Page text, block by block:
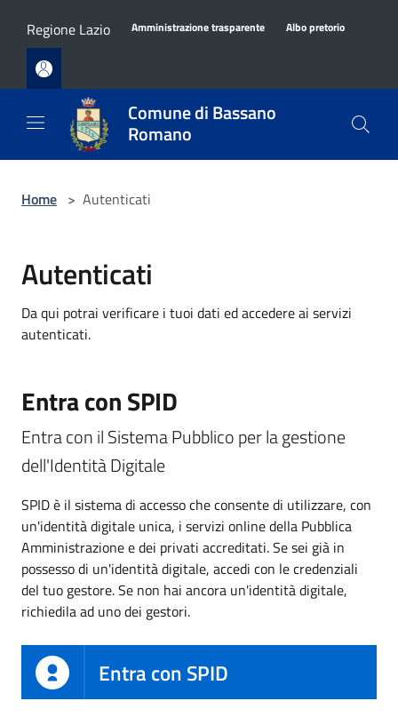
Regione Lazio
Amministrazione trasparente Albo pretorio
Comune di Bassano
Romano
Home > Autenticati
Autenticati
Da qui potrai verificare i tuoi dati ed accedere ai servizi
autenticati.
Entra con SPID
Entra con il Sistema Pubblico per la gestione
dell'Identità Digitale
SPID è il sistema di accesso che consente di utilizzare, con
un'identità digitale unica, i servizi online della Pubblica
Amministrazione e dei privati accreditati. Se sei già in
possesso di un'identità digitale, accedi con le credenziali
del tuo gestore. Se non hai ancora un'identità digitale,
richiedila ad uno dei gestori.
Entra con SPID